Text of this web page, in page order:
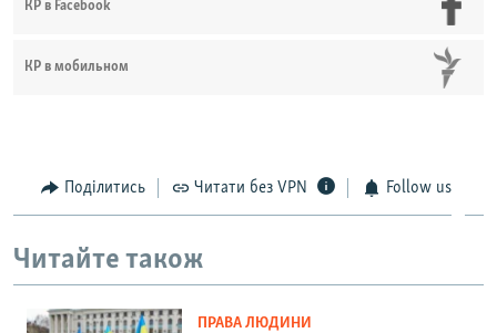
КР в Facebook
КР в мобильном
Поділитись Читати без VPN Follow us
Читайте також
ПРАВА ЛЮДИНИ